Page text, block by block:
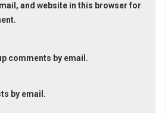
and website in this browser for
comments by email.
by email.